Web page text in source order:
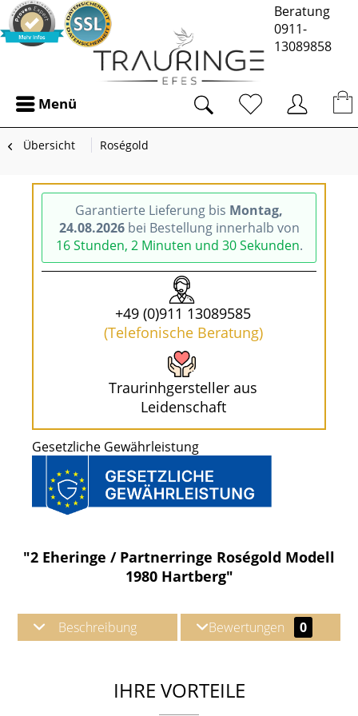
Beratung
0911-
13089858
Menü
Übersicht Roségold
Garantierte Lieferung bis Montag,
24.08.2026bei Bestellung innerhalb von
16 Stunden, 2 Minuten und 30 Sekunden.
+49 (0)911 13089585
(Telefonische Beratung)
Traurinhgersteller aus
Leidenschaft
Gesetzliche Gewährleistung
"2 Eheringe / Partnerringe Roségold Modell
1980 Hartberg"
Beschreibung Bewertungen 0
IHRE VORTEILE